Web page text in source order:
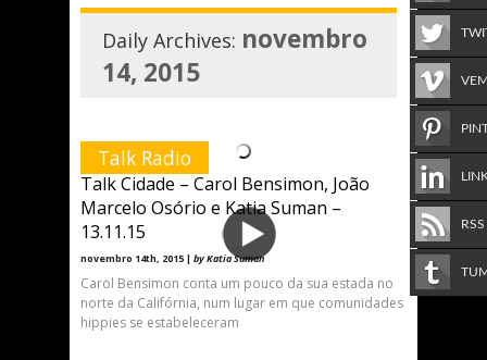
Daily Archives: novembro
14, 2015
Talk Radio
Talk Cidade – Carol Bensimon, João
Marcelo Osório e Katia Suman –
13.11.15
novembro 14th, 2015 | by Katia Suman
Carol Bensimon conta um pouco da sua estada no
norte da Califórnia, num lugar em que comunidades
hippies se estabeleceram
RSS